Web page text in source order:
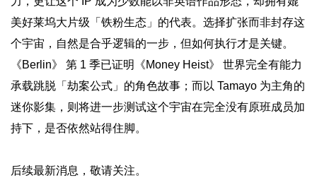
美好莱坞大片级「铁粉生态」的代表。选择扩张而非封存这
个宇宙，自然是合乎逻辑的一步，但如何执行才是关键。
《Berlin》 第 1 季已证明《Money Heist》 世界完全有能力
承载跳脱「劫案公式」的角色故事；而以 Tamayo 为主角的
迷你影集，则将进一步测试这个宇宙在完全没有原班成员加
持下，是否依然站得住脚。
后续最新消息，敬请关注。